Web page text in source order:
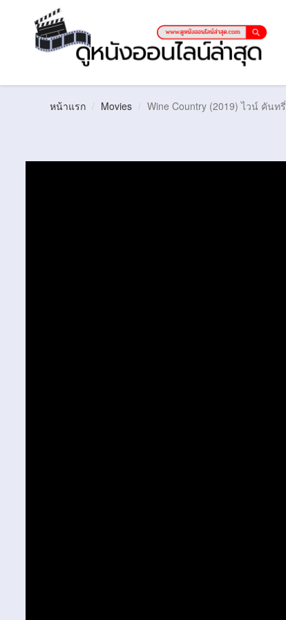
หน้าแรก Movies Wine Country (2019) ไวน์ คันทรี่